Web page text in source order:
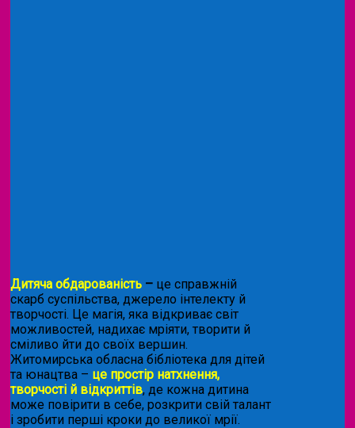
Дитяча обдарованість – це справжній
скарб суспільства, джерело інтелекту й
творчості. Це магія, яка відкриває світ
можливостей, надихає мріяти, творити й
сміливо йти до своїх вершин.
Житомирська обласна бібліотека для дітей
та юнацтва – це простір натхнення,
творчості й відкриттів, де кожна дитина
може повірити в себе, розкрити свій талант
і зробити перші кроки до великої мрії.